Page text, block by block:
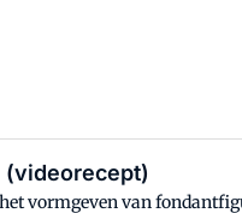
(videorecept)
vormgeven van